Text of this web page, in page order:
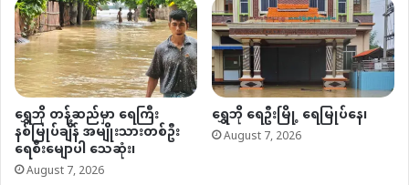
ရွှေဘို တန့်ဆည်မှာ ရေကြီး
နစ်မြုပ်ချိန် အမျိုးသားတစ်ဦး
ရေစီးမျောပါ သေဆုံး၊
August 7, 2026
ရွှေဘို ရေဦးမြို့ ရေမြုပ်နေ၊
August 7, 2026